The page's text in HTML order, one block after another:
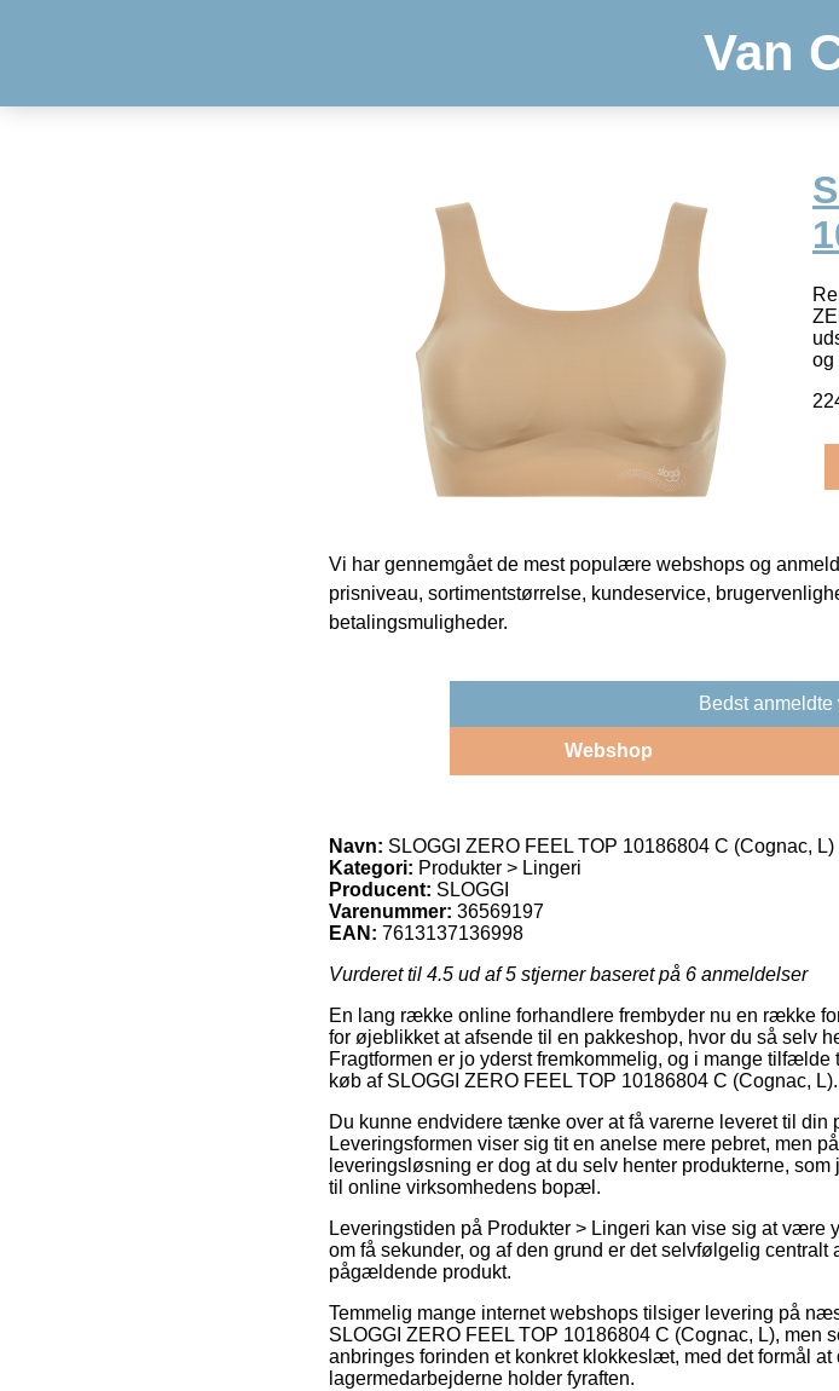
Van
og
Vi har gennemgået de mest populære webshops og
prisniveau, sortimentstørrelse, kundeservice,
betalingsmuligheder.
Bedst
Webshop
Navn: SLOGGI ZERO FEEL TOP 10186804 C (Cognac, L)
Kategori: Produkter > Lingeri
Producent: SLOGGI
Varenummer: 36569197
EAN: 7613137136998
Vurderet til 4.5 ud af 5 stjerner baseret på 6 anmeldelser
En lang række online forhandlere frembyder nu en række
for øjeblikket at afsende til en pakkeshop, hvor du så selv
Fragtformen er jo yderst fremkommelig, og i mange
køb af SLOGGI ZERO FEEL TOP 10186804 C (Cognac, L).
Du kunne endvidere tænke over at få varerne leveret til
Leveringsformen viser sig tit en anelse mere pebret, men
leveringsløsning er dog at du selv henter produkterne,
til online virksomhedens bopæl.
Leveringstiden på Produkter > Lingeri kan vise sig at være
om få sekunder, og af den grund er det selvfølgelig
pågældende produkt.
Temmelig mange internet webshops tilsiger levering på
SLOGGI ZERO FEEL TOP 10186804 C (Cognac, L), men
anbringes forinden et konkret klokkeslæt, med det formål
lagermedarbejderne holder fyraften.